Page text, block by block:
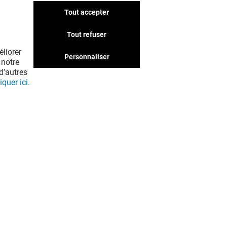
Nous avons d'autres
boutiques qui pourraient
pas à côté !
ici.
Tout accepter
Tout refuser
Personnaliser